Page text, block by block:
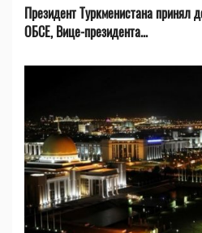
Президент Туркменистана принял
ОБСЕ, Вице-президента...